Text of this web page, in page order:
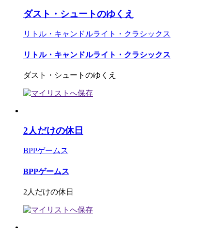
ダスト・シュートのゆくえ
リトル・キャンドルライト・クラシックス
リトル・キャンドルライト・クラシックス
ダスト・シュートのゆくえ
2人だけの休日
BPPゲームス
BPPゲームス
2人だけの休日